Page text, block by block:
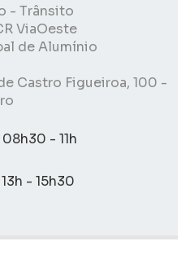
- Trânsito
ViaOeste
de Alumínio
Castro Figueiroa, 100 -
- 11h
- 15h30